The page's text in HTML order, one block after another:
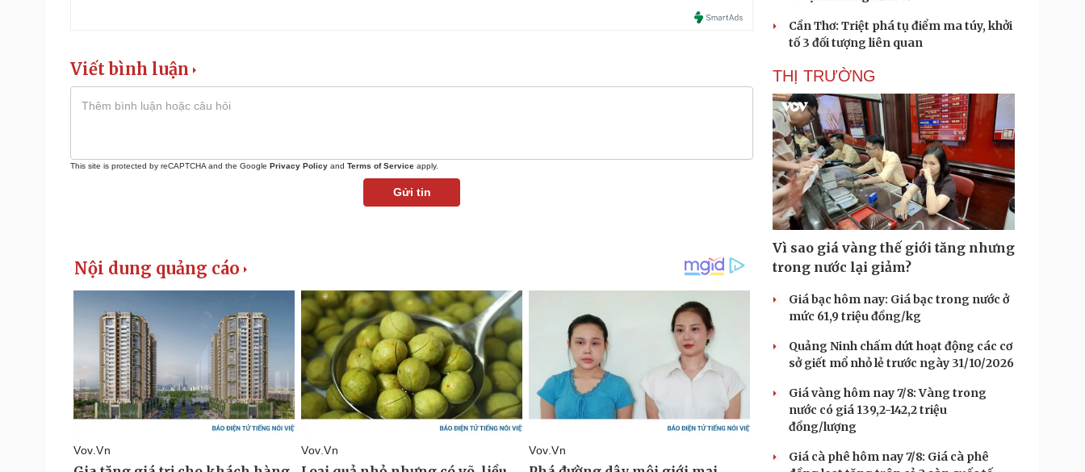
Viết bình luận
This site is protected by reCAPTCHA and the Google Privacy Policy and Terms of Service apply.
Gửi tin
Cần Thơ: Triệt phá tụ điểm ma túy, khởi
tố 3 đối tượng liên quan
THỊ TRƯỜNG
Vì sao giá vàng thế giới tăng nhưng
trong nước lại giảm?
Giá bạc hôm nay: Giá bạc trong nước ở
mức 61,9 triệu đồng/kg
Quảng Ninh chấm dứt hoạt động các cơ
sở giết mổ nhỏ lẻ trước ngày 31/10/2026
Giá vàng hôm nay 7/8: Vàng trong
nước có giá 139,2-142,2 triệu
đồng/lượng
Giá cà phê hôm nay 7/8: Giá cà phê